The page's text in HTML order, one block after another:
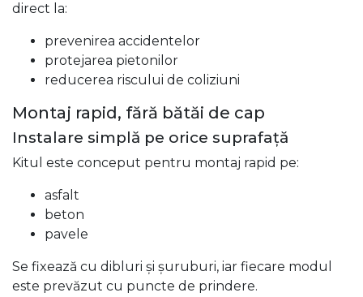
direct la:
prevenirea accidentelor
protejarea pietonilor
reducerea riscului de coliziuni
Montaj rapid, fără bătăi de cap
Instalare simplă pe orice suprafață
Kitul este conceput pentru montaj rapid pe:
asfalt
beton
pavele
Se fixează cu dibluri și șuruburi, iar fiecare modul
este prevăzut cu puncte de prindere.